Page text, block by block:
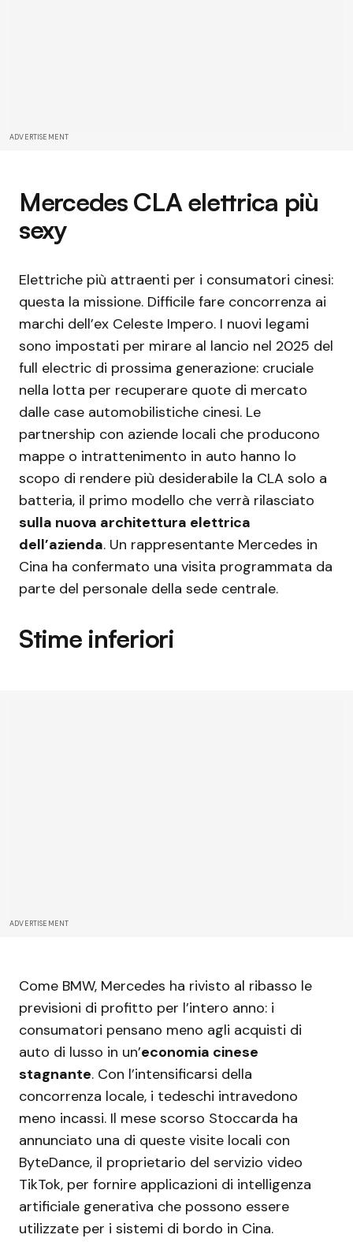
ADVERTISEMENT
Mercedes CLA elettrica più
sexy
Elettriche più attraenti per i consumatori cinesi:
questa la missione. Difficile fare concorrenza ai
marchi dell’ex Celeste Impero. I nuovi legami
sono impostati per mirare al lancio nel 2025 del
full electric di prossima generazione: cruciale
nella lotta per recuperare quote di mercato
dalle case automobilistiche cinesi. Le
partnership con aziende locali che producono
mappe o intrattenimento in auto hanno lo
scopo di rendere più desiderabile la CLA solo a
batteria, il primo modello che verrà rilasciato
sulla nuova architettura elettrica
dell’azienda. Un rappresentante Mercedes in
Cina ha confermato una visita programmata da
parte del personale della sede centrale.
Stime inferiori
ADVERTISEMENT
Come BMW, Mercedes ha rivisto al ribasso le
previsioni di profitto per l’intero anno: i
consumatori pensano meno agli acquisti di
auto di lusso in un’economia cinese
stagnante. Con l’intensificarsi della
concorrenza locale, i tedeschi intravedono
meno incassi. Il mese scorso Stoccarda ha
annunciato una di queste visite locali con
ByteDance, il proprietario del servizio video
TikTok, per fornire applicazioni di intelligenza
artificiale generativa che possono essere
utilizzate per i sistemi di bordo in Cina.